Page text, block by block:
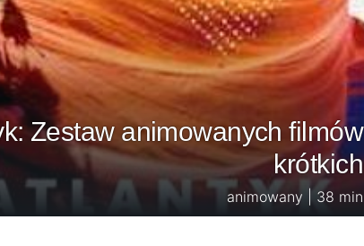
Zestaw animowanych filmów
krótkich
animowany | 38 min